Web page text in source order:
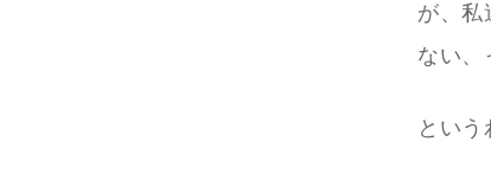
が、私
ない、
という